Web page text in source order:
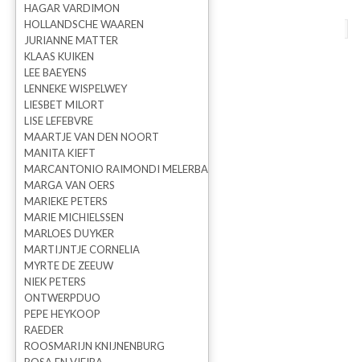
HAGAR VARDIMON
HOLLANDSCHE WAAREN
JURIANNE MATTER
KLAAS KUIKEN
LEE BAEYENS
LENNEKE WISPELWEY
LIESBET MILORT
LISE LEFEBVRE
MAARTJE VAN DEN NOORT
MANITA KIEFT
MARCANTONIO RAIMONDI MELERBA
MARGA VAN OERS
MARIEKE PETERS
MARIE MICHIELSSEN
MARLOES DUYKER
MARTIJNTJE CORNELIA
MYRTE DE ZEEUW
NIEK PETERS
ONTWERPDUO
PEPE HEYKOOP
RAEDER
ROOSMARIJN KNIJNENBURG
terug naar overzicht
Wall Birds
Wandschappen
Prijs